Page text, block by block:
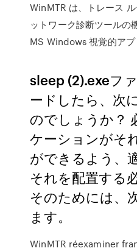
WinMTR は、トレース
ットワーク診断ツールの
MS Windows 視覚的アプ
sleep (2).exeフ
ードしたら、次
のでしょうか？
ケーションがそ
ができるよう、
それを配置する
そのためには、
ます。
WinMTR réexaminer